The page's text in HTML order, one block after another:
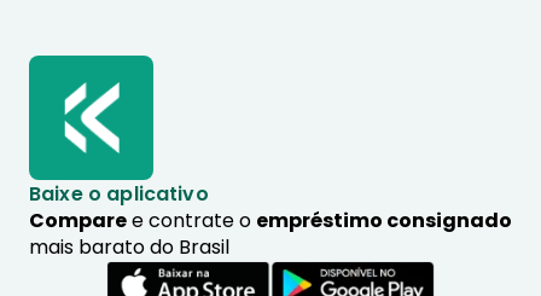
Baixe o aplicativo
Comparee contrate o empréstimo consignado
mais barato do Brasil